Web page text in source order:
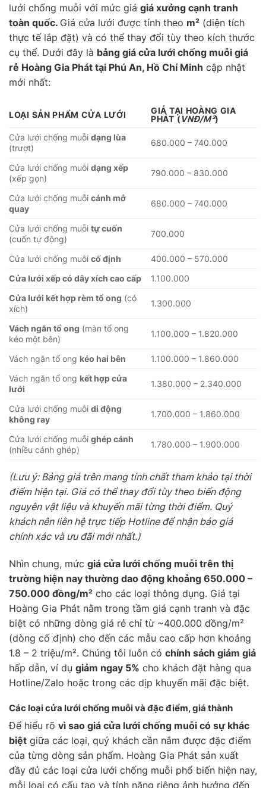
lưới chống muỗi với mức giá giá xưởng cạnh tranh
toàn quốc. Giá cửa lưới được tính theo m² (diện tích
thực tế lắp đặt) và có thể thay đổi tùy theo kích thước
cụ thể. Dưới đây là bảng giá cửa lưới chống muỗi giá
rẻ Hoàng Gia Phát tại Phú An, Hồ Chí Minh cập nhật
mới nhất:
LOẠI SẢN PHẨM CỬA LƯỚI
GIÁ TẠI HOÀNG GIA
PHÁT ( VNĐ/M²)
Cửa lưới chống muỗi dạng lùa
(trượt)
680.000 – 740.000
Cửa lưới chống muỗi dạng xếp
(xếp gọn)
790.000 – 830.000
Cửa lưới chống muỗi cánh mở
quay
680.000 – 740.000
Cửa lưới chống muỗi tự cuốn
(cuốn tự động)
700.000
Cửa lưới chống muỗi cố định
400.000 – 570.000
Cửa lưới xếp có dây xích cao cấp
1.100.000
Cửa lưới kết hợp rèm tổ ong (có
xích)
1.300.000
Vách ngăn tổ ong (màn tổ ong
kéo một bên)
1.100.000 – 1.820.000
Vách ngăn tổ ong kéo hai bên
1.100.000 – 1.860.000
Vách ngăn tổ ong kết hợp cửa
lưới
1.380.000 – 2.340.000
Cửa lưới chống muỗi di động
không ray
1.700.000 – 1.860.000
Cửa lưới chống muỗi ghép cánh
(nhiều cánh ghép)
1.780.000 – 1.900.000
(Lưu ý: Bảng giá trên mang tính chất tham khảo tại thời
điểm hiện tại. Giá có thể thay đổi tùy theo biến động
nguyên vật liệu và khuyến mãi từng thời điểm. Quý
khách nên liên hệ trực tiếp Hotline để nhận báo giá
chính xác và ưu đãi mới nhất.)
Nhìn chung, mức giá cửa lưới chống muỗi trên thị
trường hiện nay thường dao động khoảng 650.000 –
750.000 đồng/m² cho các loại thông dụng. Giá tại
Hoàng Gia Phát nằm trong tầm giá cạnh tranh và đặc
biệt có những dòng giá rẻ chỉ từ ~400.000 đồng/m²
(dòng cố định) cho đến các mẫu cao cấp hơn khoảng
1.8 – 2 triệu/m². Chúng tôi luôn có chính sách giảm giá
hấp dẫn, ví dụ giảm ngay 5% cho khách đặt hàng qua
Hotline/Zalo hoặc trong các dịp khuyến mãi đặc biệt.
Các loại cửa lưới chống muỗi và đặc điểm, giá thành
Để hiểu rõ vì sao giá cửa lưới chống muỗi có sự khác
biệt giữa các loại, quý khách cần nắm được đặc điểm
của từng dòng sản phẩm. Hoàng Gia Phát sản xuất
đầy đủ các loại cửa lưới chống muỗi phổ biến hiện nay,
mỗi loại có cấu tạo và tính năng riêng ảnh hưởng đến